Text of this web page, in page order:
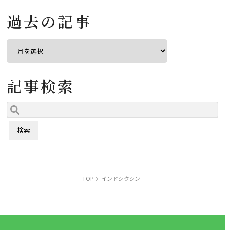
過去の記事
記事検索
TOP インドシクシン